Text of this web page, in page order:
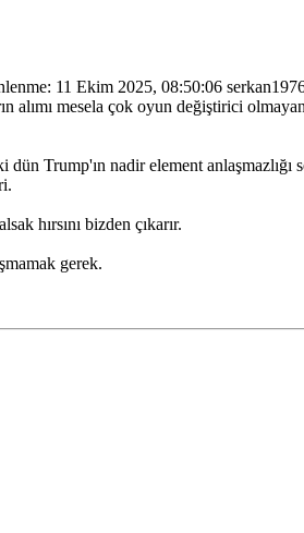
: 11 Ekim 2025, 08:50:06
alımı mesela çok oyun değiştirici
Trump'ın nadir element anlaşmazlığı
hırsını bizden çıkarır.
gerek.